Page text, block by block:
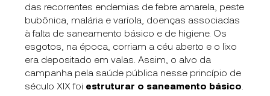
das recorrentes endemias de febre amarela, peste
bubônica, malária e varíola, doenças associadas
à falta de saneamento básico e de higiene. Os
esgotos, na época, corriam a céu aberto e o lixo
era depositado em valas. Assim, o alvo da
campanha pela saúde pública nesse princípio de
século XIX foi estruturar o saneamento básico